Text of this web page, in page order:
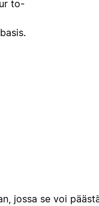
to-
jossa se voi